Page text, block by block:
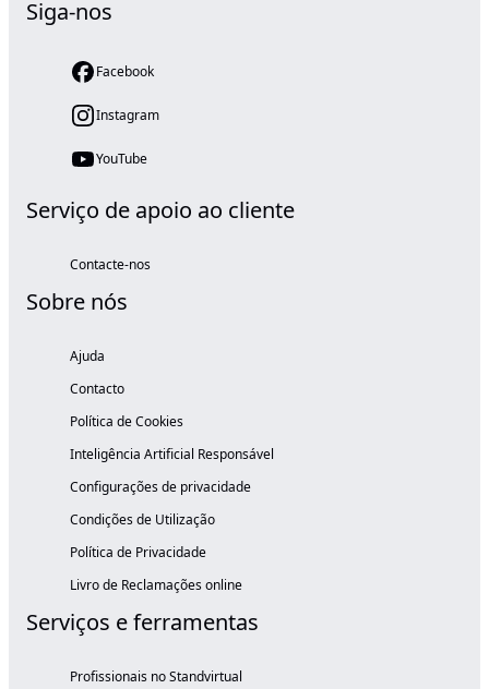
Siga-nos
Facebook
Instagram
YouTube
Serviço de apoio ao cliente
Contacte-nos
Sobre nós
Ajuda
Contacto
Política de Cookies
Inteligência Artificial Responsável
Configurações de privacidade
Condições de Utilização
Política de Privacidade
Livro de Reclamações online
Serviços e ferramentas
Profissionais no Standvirtual